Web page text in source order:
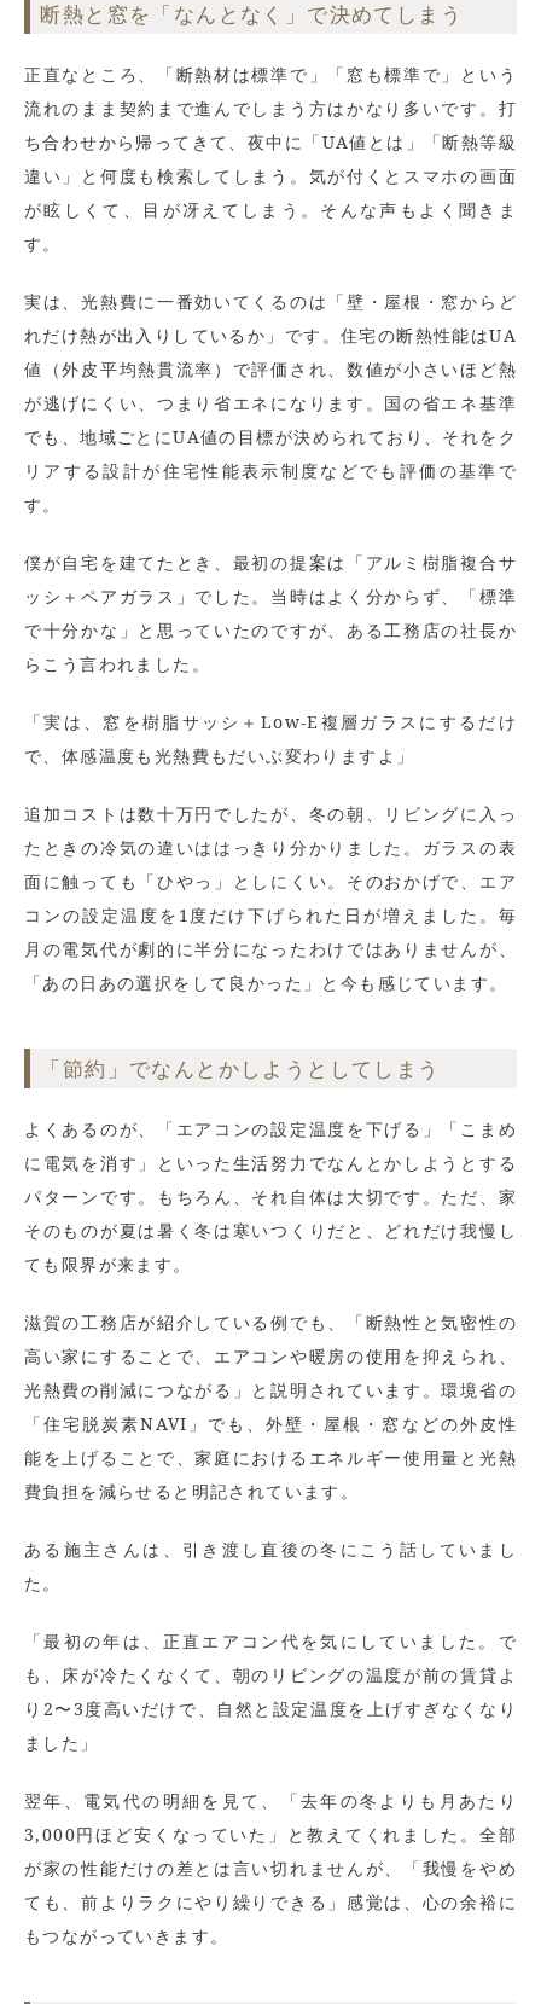
断熱と窓を「なんとなく」で決めてしまう
正直なところ、「断熱材は標準で」「窓も標準で」という
流れのまま契約まで進んでしまう方はかなり多いです。打
ち合わせから帰ってきて、夜中に「UA値とは」「断熱等級
違い」と何度も検索してしまう。気が付くとスマホの画面
が眩しくて、目が冴えてしまう。そんな声もよく聞きま
す。
実は、光熱費に一番効いてくるのは「壁・屋根・窓からど
れだけ熱が出入りしているか」です。住宅の断熱性能はUA
値（外皮平均熱貫流率）で評価され、数値が小さいほど熱
が逃げにくい、つまり省エネになります。国の省エネ基準
でも、地域ごとにUA値の目標が決められており、それをク
リアする設計が住宅性能表示制度などでも評価の基準で
す。
僕が自宅を建てたとき、最初の提案は「アルミ樹脂複合サ
ッシ＋ペアガラス」でした。当時はよく分からず、「標準
で十分かな」と思っていたのですが、ある工務店の社長か
らこう言われました。
「実は、窓を樹脂サッシ＋Low-E複層ガラスにするだけ
で、体感温度も光熱費もだいぶ変わりますよ」
追加コストは数十万円でしたが、冬の朝、リビングに入っ
たときの冷気の違いははっきり分かりました。ガラスの表
面に触っても「ひやっ」としにくい。そのおかげで、エア
コンの設定温度を1度だけ下げられた日が増えました。毎
月の電気代が劇的に半分になったわけではありませんが、
「あの日あの選択をして良かった」と今も感じています。
「節約」でなんとかしようとしてしまう
よくあるのが、「エアコンの設定温度を下げる」「こまめ
に電気を消す」といった生活努力でなんとかしようとする
パターンです。もちろん、それ自体は大切です。ただ、家
そのものが夏は暑く冬は寒いつくりだと、どれだけ我慢し
ても限界が来ます。
滋賀の工務店が紹介している例でも、「断熱性と気密性の
高い家にすることで、エアコンや暖房の使用を抑えられ、
光熱費の削減につながる」と説明されています。環境省の
「住宅脱炭素NAVI」でも、外壁・屋根・窓などの外皮性
能を上げることで、家庭におけるエネルギー使用量と光熱
費負担を減らせると明記されています。
ある施主さんは、引き渡し直後の冬にこう話していまし
た。
「最初の年は、正直エアコン代を気にしていました。で
も、床が冷たくなくて、朝のリビングの温度が前の賃貸よ
り2〜3度高いだけで、自然と設定温度を上げすぎなくなり
ました」
翌年、電気代の明細を見て、「去年の冬よりも月あたり
3,000円ほど安くなっていた」と教えてくれました。全部
が家の性能だけの差とは言い切れませんが、「我慢をやめ
ても、前よりラクにやり繰りできる」感覚は、心の余裕に
もつながっていきます。